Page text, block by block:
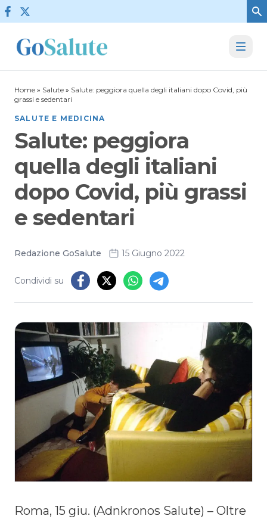
Vai al contenuto
Home » Salute » Salute: peggiora quella degli italiani dopo Covid, più
grassi e sedentari
SALUTE E MEDICINA
Salute: peggiora
quella degli italiani
dopo Covid, più grassi
e sedentari
Redazione GoSalute 15 Giugno 2022
Condividi su
Roma, 15 giu. (Adnkronos Salute) – Oltre